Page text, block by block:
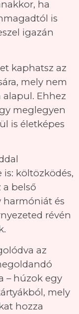
ha
is
igazán
kaphatsz az
mely nem
Ehhez
meglegyen
is életképes
költözködés,
a belső
harmóniát és
révén
az
– húzok egy
mely
hozza